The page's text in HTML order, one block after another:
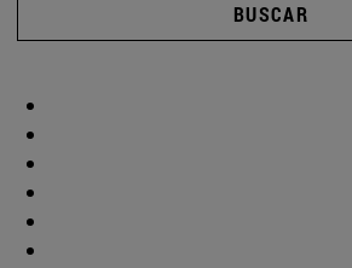
BUSCAR